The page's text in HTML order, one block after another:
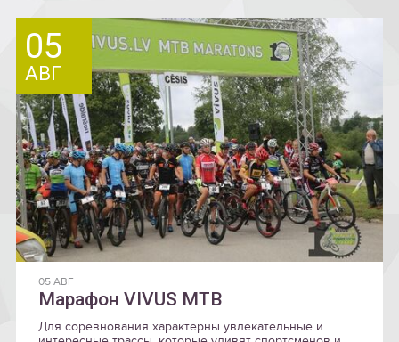
05
АВГ
05 АВГ
Марафон VIVUS MTB
Для соревнования характерны увлекательные и